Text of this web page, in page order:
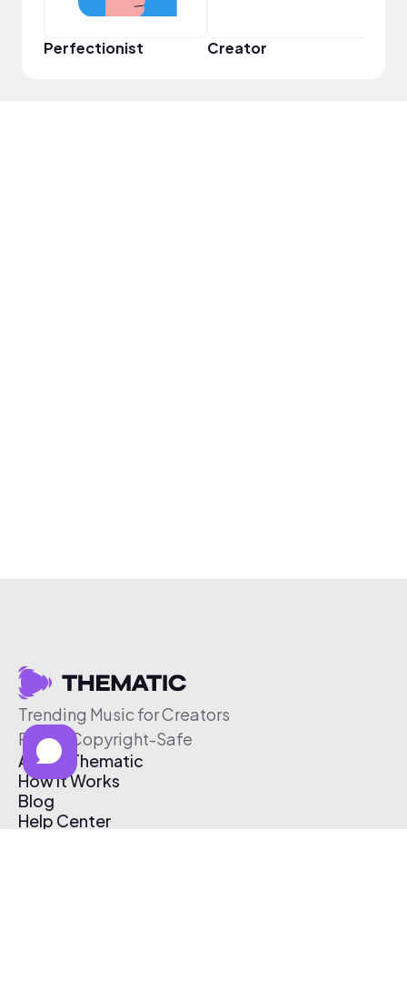
Perfectionist Creator
Trending Music for Creators
Free & Copyright-Safe
About Thematic
How It Works
Blog
Help Center